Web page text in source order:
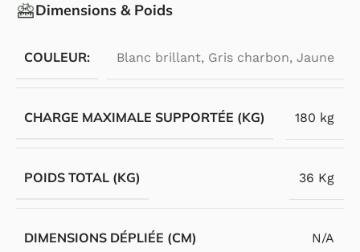
Dimensions & Poids
COULEUR: Blanc brillant, Gris charbon, Jaune
CHARGE MAXIMALE SUPPORTÉE (KG) 180 kg
POIDS TOTAL (KG) 36 Kg
DIMENSIONS DÉPLIÉE (CM) N/A